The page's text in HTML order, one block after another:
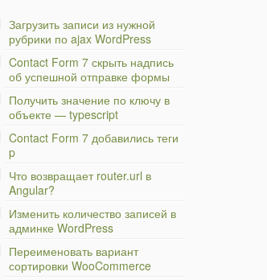
Загрузить записи из нужной
рубрики по ajax WordPress
Contact Form 7 скрыть надпись
об успешной отправке формы
Получить значение по ключу в
объекте — typescript
Contact Form 7 добавились теги
p
Что возвращает router.url в
Angular?
Изменить количество записей в
админке WordPress
Переименовать вариант
сортировки WooCommerce